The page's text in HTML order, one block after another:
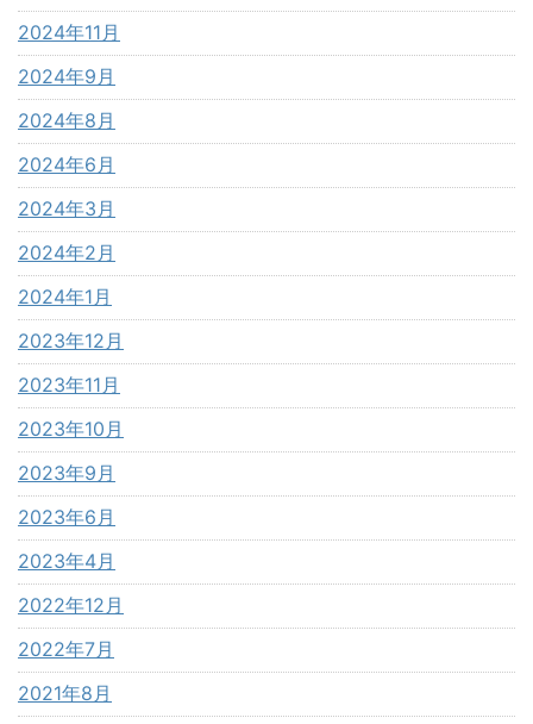
2024年11月
2024年9月
2024年8月
2024年6月
2024年3月
2024年2月
2024年1月
2023年12月
2023年11月
2023年10月
2023年9月
2023年6月
2023年4月
2022年12月
2022年7月
2021年8月